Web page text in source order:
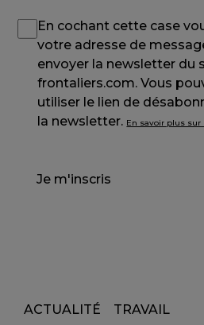
En cochant cette case
votre adresse de
envoyer la newsletter du
frontaliers.com. Vous
utiliser le lien de
la newsletter. En savoir plus sur
Je m'inscris
ACTUALITÉ TRAVAIL